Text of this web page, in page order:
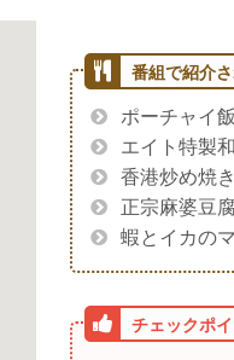
ポーチャイ
エイト特製
香港炒め焼
正宗麻婆豆
蝦とイカの